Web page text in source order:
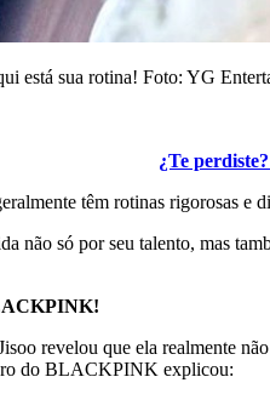
está sua rotina! Foto: YG
¿Te
têm rotinas rigorosas e
só por seu talento, mas
revelou que ela realmente
do BLACKPINK explicou: